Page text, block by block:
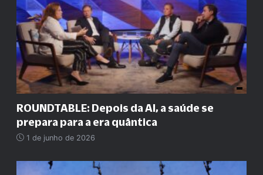
ROUNDTABLE: Depois da AI, a saúde se
prepara para a era quântica
1 de junho de 2026